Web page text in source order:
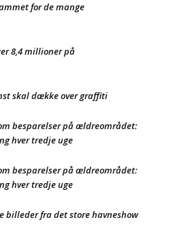
for de mange
8,4 millioner på
skal dække over graffiti
besparelser på ældreområdet:
hver tredje uge
besparelser på ældreområdet:
hver tredje uge
billeder fra det store havneshow